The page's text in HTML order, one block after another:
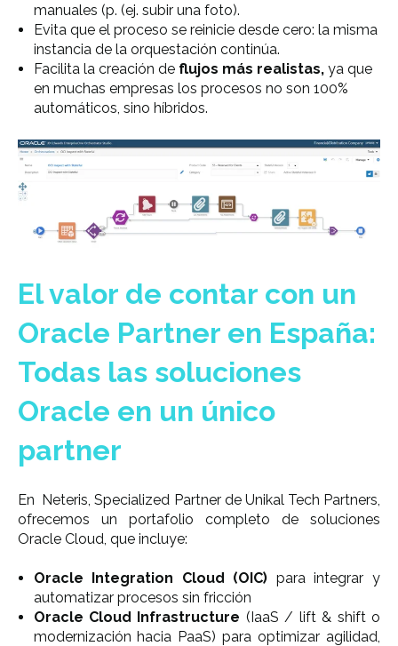
manuales (p. (ej. subir una foto).
Evita que el proceso se reinicie desde cero: la misma
instancia de la orquestación continúa.
Facilita la creación de flujos más realistas,ya que
en muchas empresas los procesos no son 100%
automáticos, sino híbridos.
El valor de contar con un
Oracle Partner en España:
Todas las soluciones
Oracle en un único
partner
En Neteris, Specialized Partner de Unikal Tech Partners,
ofrecemos un portafolio completo de soluciones
Oracle Cloud, que incluye:
Oracle Integration Cloud (OIC) para integrar y
automatizar procesos sin fricción
Oracle Cloud Infrastructure (IaaS / lift & shift o
modernización hacia PaaS) para optimizar agilidad,